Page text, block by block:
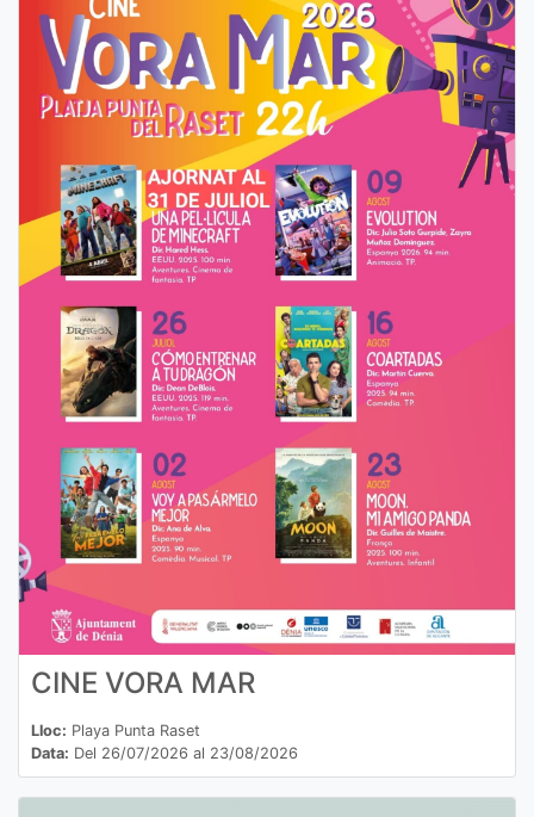
CINE VORA MAR
Lloc: Playa Punta Raset
Data: Del 26/07/2026 al 23/08/2026